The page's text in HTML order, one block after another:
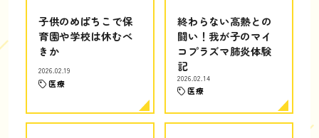
子供のめばちこで保
育園や学校は休むべ
きか
2026.02.19
医療
終わらない高熱との
闘い！我が子のマイ
コプラズマ肺炎体験
記
2026.02.14
医療